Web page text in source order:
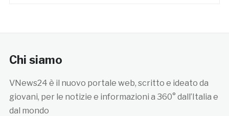
Chi siamo
VNews24 è il nuovo portale web, scritto e ideato da
giovani, per le notizie e informazioni a 360° dall’Italia e
dal mondo